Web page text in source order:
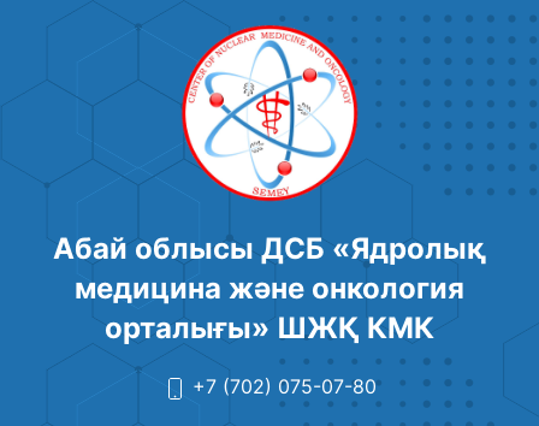
Абай облысы ДСБ «Ядролық
медицина және онкология
орталығы» ШЖҚ КМК
+7 (702) 075-07-80